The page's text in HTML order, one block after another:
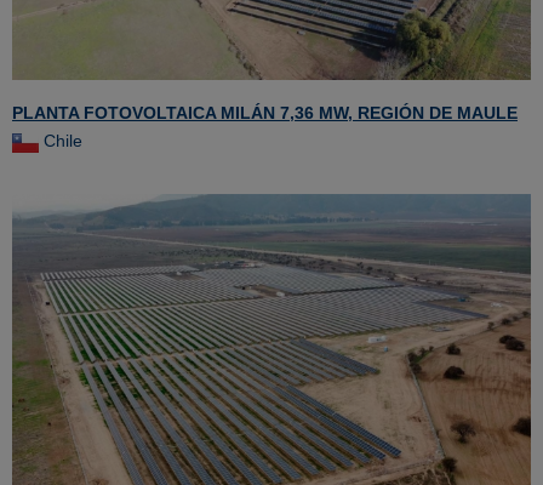
PLANTA FOTOVOLTAICA MILÁN 7,36 MW, REGIÓN DE MAULE
Chile